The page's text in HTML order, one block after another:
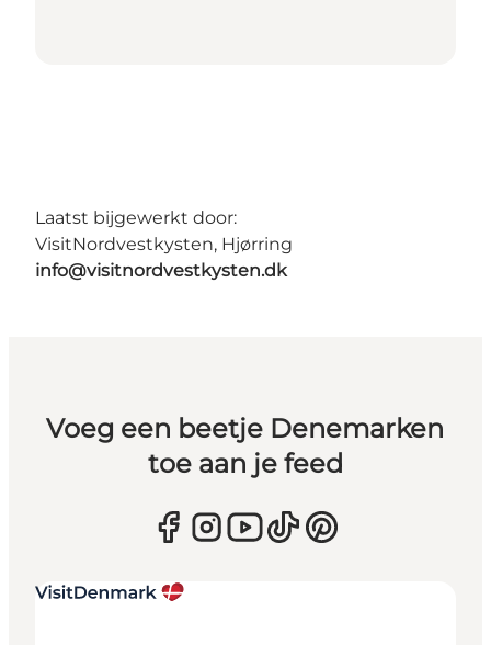
Laatst bijgewerkt door:
VisitNordvestkysten, Hjørring
info@visitnordvestkysten.dk
Voeg een beetje Denemarken
toe aan je feed